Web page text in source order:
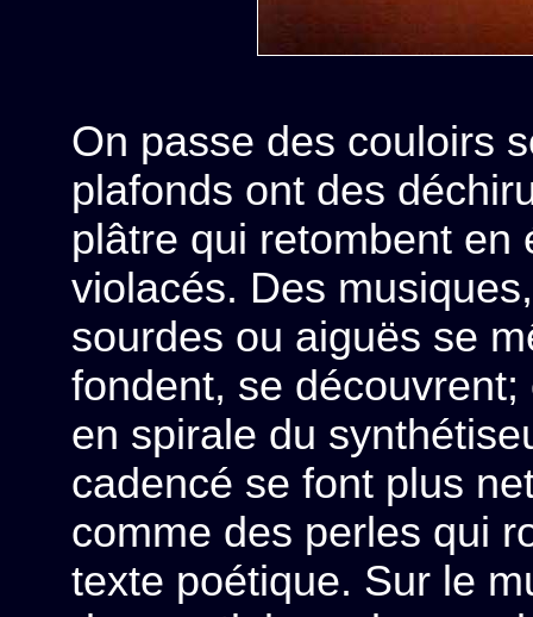
On passe des couloirs
plafonds ont des
plâtre qui retombent en
violacés. Des
sourdes ou aiguës se
fondent, se découvrent;
en spirale du
cadencé se font plus
comme des perles qui
texte poétique. Sur le